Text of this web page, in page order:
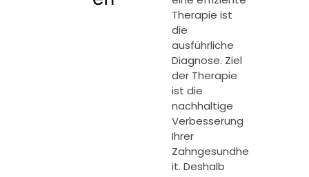
Therapie ist
die
ausführliche
Diagnose. Ziel
der Therapie
ist die
nachhaltige
Verbesserung
Ihrer
Zahngesundhe
it. Deshalb